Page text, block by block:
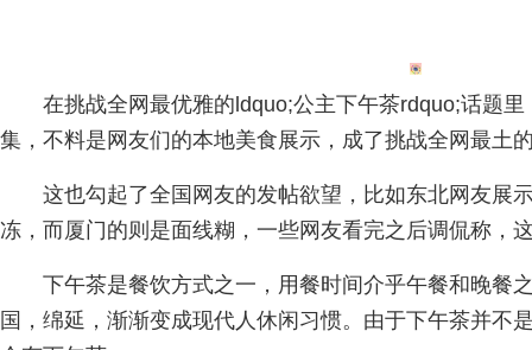
在挑战全网最优雅的ldquo;公主下午茶rdquo;话题
集，不料是网友们的本地美食展示，成了挑战全网最土
这也勾起了全国网友的发帖欲望，比如东北网友展
冻，而厦门的则是面线糊，一些网友看完之后调侃称，
下午茶是餐饮方式之一，用餐时间介乎午餐和晚餐
国，绵延，渐渐变成现代人休闲习惯。由于下午茶并不